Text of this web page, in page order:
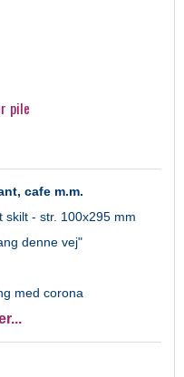
pile
cafe m.m.
skilt - str. 100x295 mm
denne vej"
med corona